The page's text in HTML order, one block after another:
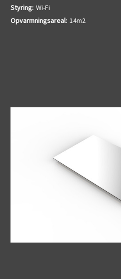
Styring: Wi-Fi
Opvarmningsareal: 14m2